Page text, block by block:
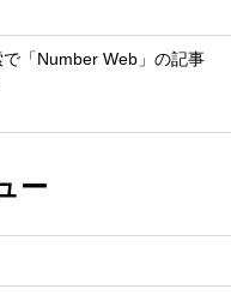
で「Number Web」の記事
ー